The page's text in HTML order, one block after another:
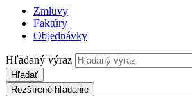
Zmluvy
Faktúry
Objednávky
Hľadaný výraz
Hľadať
Rozšírené hľadanie